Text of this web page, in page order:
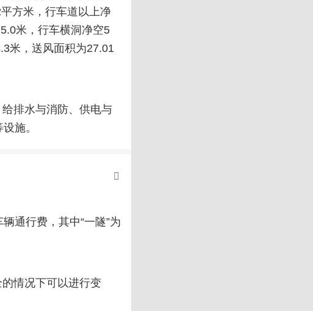
方米，行车道以上净
米，行车横洞净空5
米，送风面积为27.01
排水与消防、供电与
施。
通行费，其中“一隧”为
情况下可以进行变